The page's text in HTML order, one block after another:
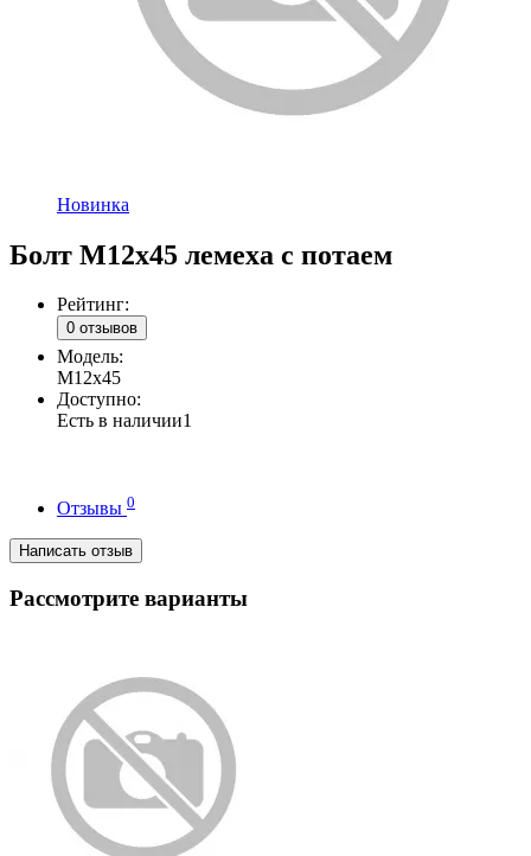
Новинка
Болт М12х45 лемеха с потаем
Рейтинг:
0 отзывов
Модель:
М12х45
Доступно:
Есть в наличии1
Отзывы 0
Написать отзыв
Рассмотрите варианты